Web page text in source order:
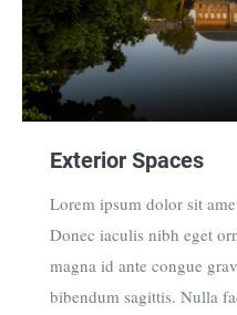
Exterior Spaces
Lorem ipsum dolor sit
Donec iaculis nibh eget
magna id ante congue
bibendum sagittis. Nulla